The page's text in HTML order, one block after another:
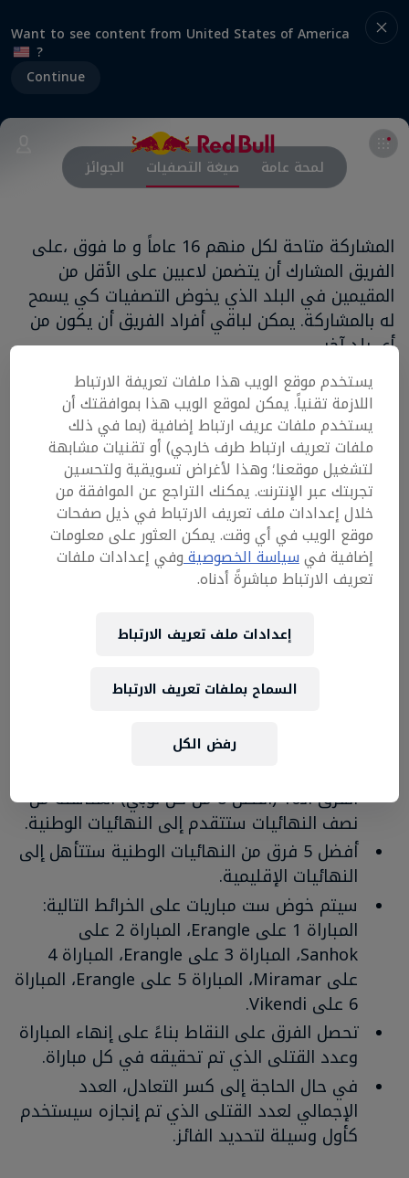
Want to see content from United States of America
?
Continue
لمحة عامة صيغة التصفيات الجوائز
المشاركة متاحة لكل منهم 16 عاماً و ما فوق ،على
الفريق المشارك أن يتضمن لاعبين على الأقل من
المقيمين في البلد الذي يخوض التصفيات كي يسمح
له بالمشاركة. يمكن لباقي أفراد الفريق أن يكون من
أي بلد آخر.
المرحلة الأولى
سيكون هناك حد أقصى من 25 فريقاً لكل
مجموعة (لوبي). وسيكون هناك ما يصل إلى أربع
مجموعات في كل من التصفيات.
الفرق الثمانية الأولى من كل مجموعة ستتقدم
لوبي).
الفرق الـ32 المتأهلة من التصفيات ستتقدم إلى
نصف النهائيات
الفرق الـ32 المتأهلة من المرحلة الأولى ستلعب
أفضل 8 فرق متأهلة من كل لوبي ستتأهل إلى
الفرق الـ16 (أفضل 8 من كل لوبي) المتأهلة من
نصف النهائيات ستتقدم إلى النهائيات الوطنية.
أفضل 5 فرق من النهائيات الوطنية ستتأهل إلى
النهائيات الإقليمية.
سيتم خوض ست مباريات على الخرائط التالية:
المباراة 1 على Erangle، المباراة 2 على
Sanhok، المباراة 3 على Erangle، المباراة 4
على Miramar، المباراة 5 على Erangle، المباراة
6 على Vikendi.
تحصل الفرق على النقاط بناءً على إنهاء المباراة
وعدد القتلى الذي تم تحقيقه في كل مباراة.
في حال الحاجة إلى كسر التعادل، العدد
الإجمالي لعدد القتلى الذي تم إنجازه سيستخدم
كأول وسيلة لتحديد الفائز.
يستخدم موقع الويب هذا ملفات تعريفة الارتباط
اللازمة تقنياً. يمكن لموقع الويب هذا بموافقتك أن
يستخدم ملفات عريف ارتباط إضافية (بما في ذلك
ملفات تعريف ارتباط طرف خارجي) أو تقنيات مشابهة
لتشغيل موقعنا؛ وهذا لأغراض تسويقية ولتحسين
تجربتك عبر الإنترنت. يمكنك التراجع عن الموافقة من
خلال إعدادات ملف تعريف الارتباط في ذيل صفحات
موقع الويب في أي وقت. يمكن العثور على معلومات
إضافية فيسياسة الخصوصيةوفي إعدادات ملفات
تعريف الارتباط مباشرةً أدناه.
إعدادات ملف تعريف الارتباط
رفض الكل
السماح بملفات تعريف الارتباط